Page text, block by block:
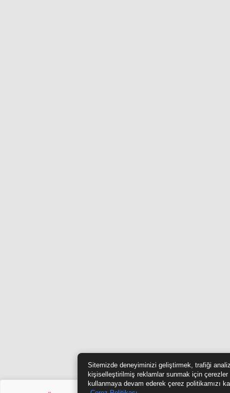
Sitemizde deneyiminizi geliştirmek, trafiği
kişiselleştirilmiş reklamlar sunmak için
kullanmaya devam ederek çerez politikamızı